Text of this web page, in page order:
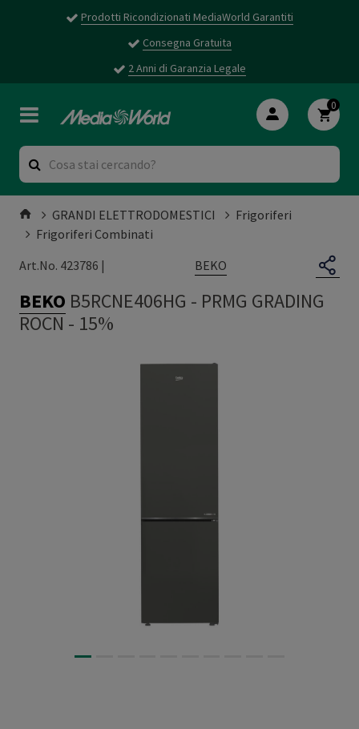
Prodotti Ricondizionati MediaWorld Garantiti
Consegna Gratuita
2 Anni di Garanzia Legale
0
GRANDI ELETTRODOMESTICI
Frigoriferi
Frigoriferi Combinati
Art.No. 423786 |
BEKO
BEKO B5RCNE406HG - PRMG GRADING
ROCN - 15%